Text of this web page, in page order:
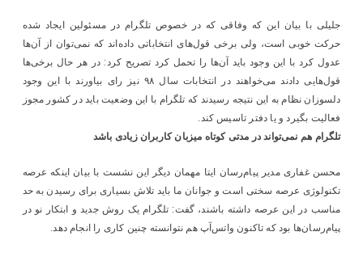
جلیلی با بیان این که وفاقی که در خصوص تلگرام در مسئولین ایجاد شده
حرکت خوبی است، ولی برخی قول‌های انتخاباتی داده‌اند که نمی‌توان از آن‌ها
عدول کرد با این وجود باید آن‌ها را تحمل کرد تصریح کرد: در هر حال برخی‌ها
قول‌هایی دادند می‌خواهند در انتخابات سال ۹۸ نیز رای بیاورند با این وجود
دلسوزان نظام به این نتیجه رسیدند که تلگرام با این وضعیت باید در کشور مجوز
فعالیت بگیرد و یا دفتر تاسیس کند.
تلگرام هم نمی‌تواند در مدتی کوتاه میزبان کاربران زیادی باشد
محسن غفاری مدیر پیام‌‎رسان ایتا مهمان دیگر این نشست با بیان اینکه عرصه
تکنولوژی عرصه سختی است و جوانان ما باید تلاش بسیاری برای رسیدن به حد
مناسب در این عرصه داشته باشند، گفت: تلگرام یک روش جدید و ابتکار نو در
پیام‌رسان‌ها بود که تاکنون واتس‌آپ هم نتوانسته چنین کاری را انجام دهد.